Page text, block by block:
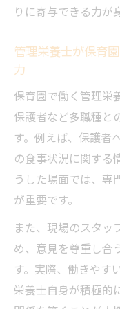
りに寄与できる力が
管理栄養士が保育
力
保育園で働く管理栄
保護者など多職種と
す。例えば、保護者
の食事状況に関する
うした場面では、専
が重要です。
また、現場のスタッ
め、意見を尊重し合
す。実際、働きやす
栄養士自身が積極的